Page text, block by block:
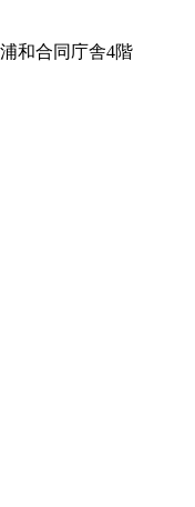
和合同庁舎4階